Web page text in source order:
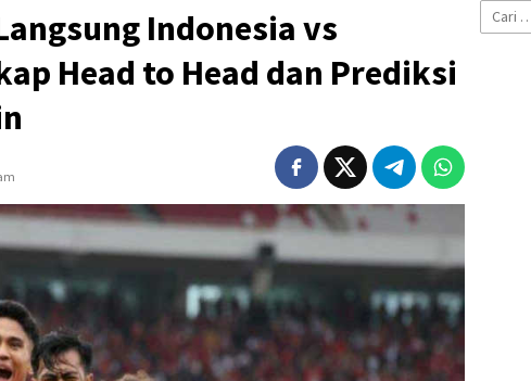
Indonesia vs
Head to Head dan Prediksi
Cari
untuk: